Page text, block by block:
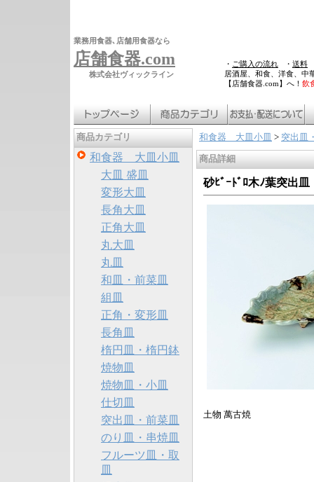
業務用食器､店舗用食器なら
店舗食器.com
株式会社ヴィックライン
・ ご購入の流れ ・ 送料
居酒屋、和食、洋食、中
【店舗食器.com】へ！ 飲
商品カテゴリ
和食器 大皿小皿
大皿 盛皿
変形大皿
長角大皿
正角大皿
丸大皿
丸皿
和皿・前菜皿
組皿
正角・変形皿
長角皿
楕円皿・楕円鉢
焼物皿
焼物皿・小皿
仕切皿
突出皿・前菜皿
のり皿・串焼皿
フルーツ皿・取
皿
和食器 大皿小皿 > 突出皿
商品詳細
砂ﾋﾞｰﾄﾞﾛ木ﾉ葉突出皿
土物 萬古焼